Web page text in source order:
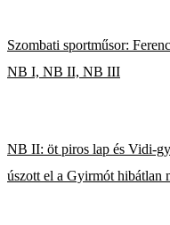
Szombati sportműsor:
NB I, NB II, NB III
NB II: öt piros lap és Vidi-
úszott el a Gyirmót hibátlan